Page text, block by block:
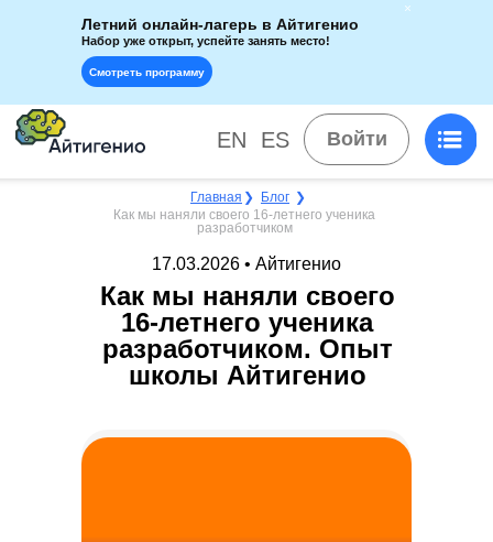
Смотреть программу
Летний онлайн-лагерь в Айтигенио
Набор уже открыт, успейте занять место!
Главная Блог
❯
❯
Как мы наняли своего 16-летнего ученика
разработчиком
Как мы наняли своего
16-летнего ученика
разработчиком. Опыт
школы Айтигенио
17.03.2026 • Айтигенио